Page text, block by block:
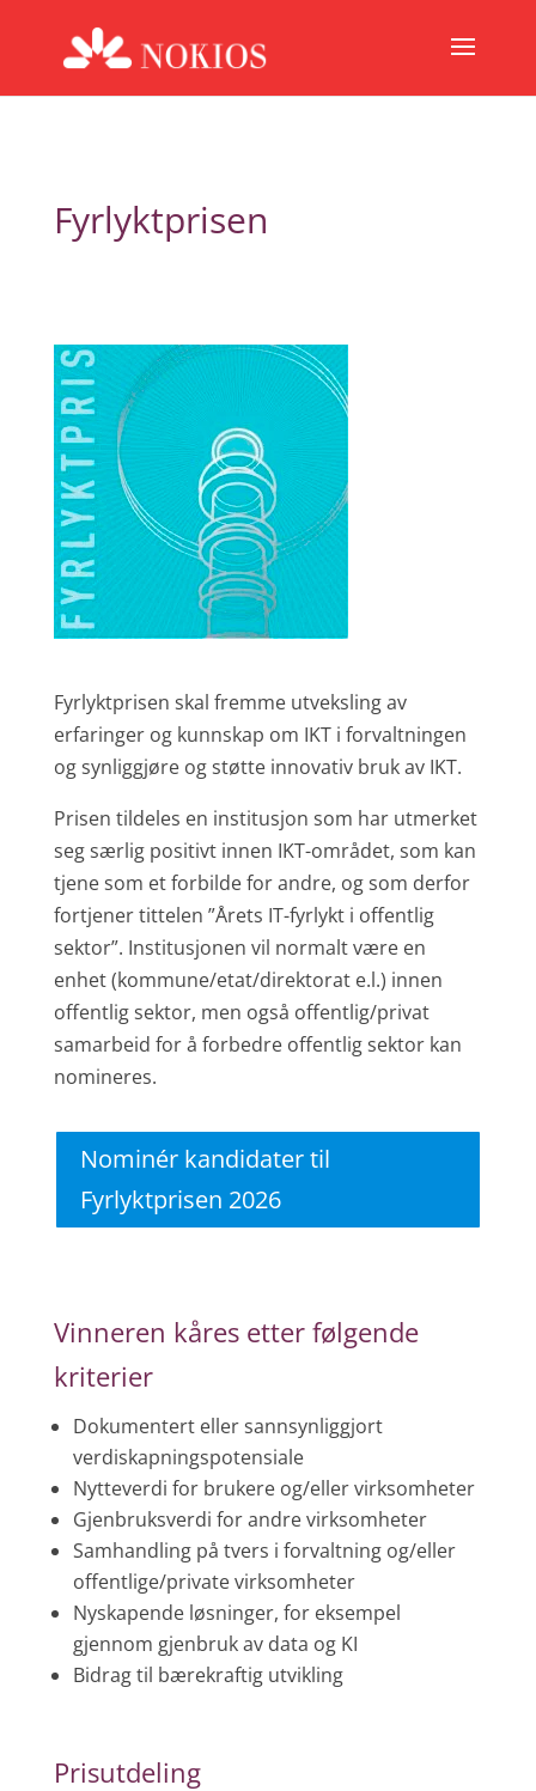
Fyrlyktprisen
Fyrlyktprisen skal fremme utveksling av
erfaringer og kunnskap om IKT i forvaltningen
og synliggjøre og støtte innovativ bruk av IKT.
Prisen tildeles en institusjon som har utmerket
seg særlig positivt innen IKT-området, som kan
tjene som et forbilde for andre, og som derfor
fortjener tittelen ”Årets IT-fyrlykt i offentlig
sektor”. Institusjonen vil normalt være en
enhet (kommune/etat/direktorat e.l.) innen
offentlig sektor, men også offentlig/privat
samarbeid for å forbedre offentlig sektor kan
nomineres.
Nominér kandidater til
Fyrlyktprisen 2026
Vinneren kåres etter følgende
kriterier
Dokumentert eller sannsynliggjort
verdiskapningspotensiale
Nytteverdi for brukere og/eller virksomheter
Gjenbruksverdi for andre virksomheter
Samhandling på tvers i forvaltning og/eller
offentlige/private virksomheter
Nyskapende løsninger, for eksempel
gjennom gjenbruk av data og KI
Bidrag til bærekraftig utvikling
Prisutdeling